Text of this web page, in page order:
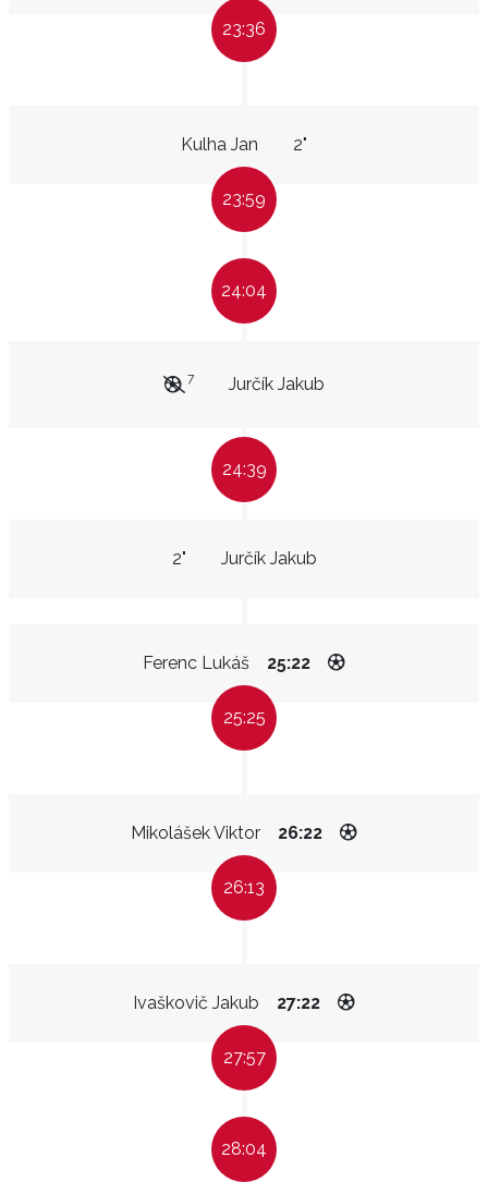
23:36
Kulha Jan 2"
23:59
24:04
Jurčík Jakub
7
24:39
Jurčík Jakub
2"
Ferenc Lukáš 25:22
25:25
Mikolášek Viktor 26:22
26:13
Ivaškovič Jakub 27:22
27:57
28:04